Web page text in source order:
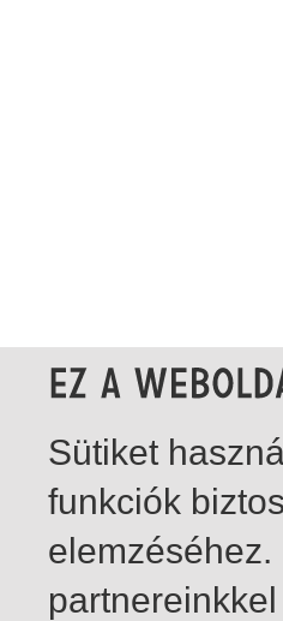
Sütiket
funkciók